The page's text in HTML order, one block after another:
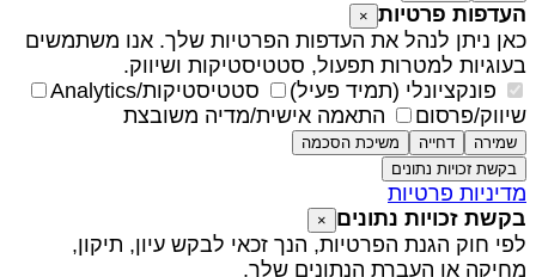
פרטיות ×
ניתן לנהל את העדפות הפרטיות שלך. אנו משתמשים
למטרות תפעול, סטטיסטיקות ושיווק.
פונקציונלי (תמיד פעיל)
סטטיסטיקות/Analytics
פרסום
התאמה אישית/מדיה משובצת
שמירה דחייה
משיכת הסכמה
בקשת זכויות נתונים
פרטיות
זכויות נתונים
חוק הגנת הפרטיות, הנך זכאי לבקש עיון, תיקון,
או העברת הנתונים שלך.